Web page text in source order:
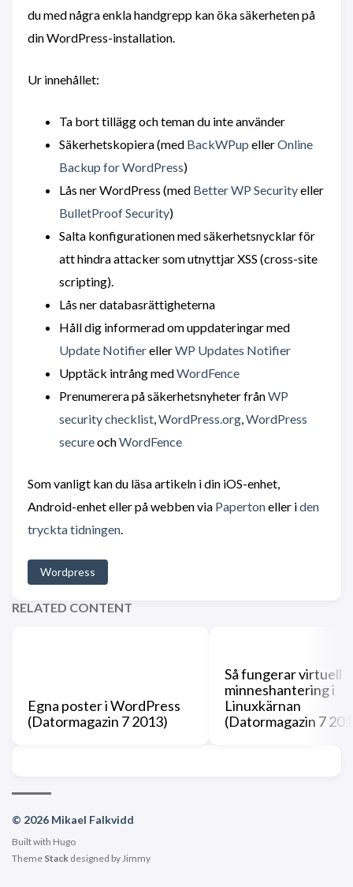
du med några enkla handgrepp kan öka säkerheten på
din WordPress-installation.
Ur innehållet:
Ta bort tillägg och teman du inte använder
Säkerhetskopiera (med BackWPup ellerOnline
Backup for WordPress)
Lås ner WordPress (med Better WP Securityeller
BulletProof Security)
Salta konfigurationen med säkerhetsnycklar för
att hindra attacker som utnyttjar XSS (cross-site
scripting).
Lås ner databasrättigheterna
Håll dig informerad om uppdateringar med
Update NotifierellerWP Updates Notifier
Upptäck intrång medWordFence
Prenumerera på säkerhetsnyheter frånWP
security checklist WordPress.org WordPress
secureochWordFence
Som vanligt kan du läsa artikeln i din iOS-enhet,
Android-enhet eller på webben via Papertoneller iden
tryckta tidningen
Wordpress
RELATED CONTENT
Egna poster i WordPress
(Datormagazin 7 2013)
Så fungerar virtuell
minneshantering i
Linuxkärnan
(Datormagazin 7
© 2026 Mikael Falkvidd
Built with Hugo
Theme Stack designed by Jimmy